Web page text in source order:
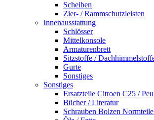
Scheiben
Zier- / Rammschutzleisten
Innenausstattung
Schlösser
Mittelkonsole
Armaturenbrett
Sitzstoffe /
Gurte
Sonstiges
Sonstiges
Ersatzteile Citroen C25 /
Bücher / Literatur
Schrauben Bolzen